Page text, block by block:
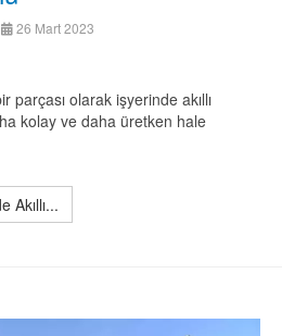
26 Mart 2023
parçası olarak işyerinde akıllı
kolay ve daha üretken hale
Akıllı...